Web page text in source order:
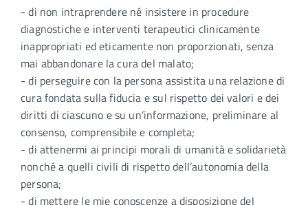
- di non intraprendere né insistere in procedure
diagnostiche e interventi terapeutici clinicamente
inappropriati ed eticamente non proporzionati, senza
mai abbandonare la cura del malato;
- di perseguire con la persona assistita una relazione di
cura fondata sulla fiducia e sul rispetto dei valori e dei
diritti di ciascuno e su un’informazione, preliminare al
consenso, comprensibile e completa;
- di attenermi ai principi morali di umanità e solidarietà
nonché a quelli civili di rispetto dell’autonomia della
persona;
- di mettere le mie conoscenze a disposizione del